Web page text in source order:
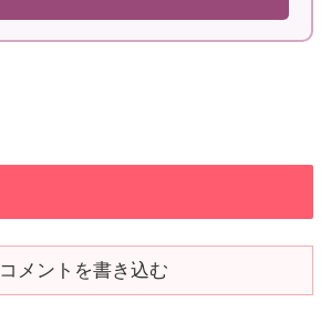
コメントを書き込む